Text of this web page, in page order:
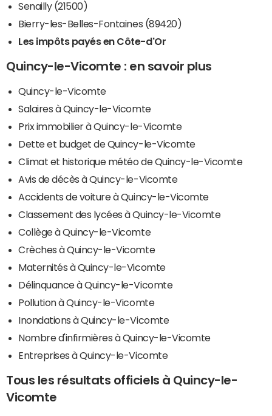
Senailly (21500)
Bierry-les-Belles-Fontaines (89420)
Les impôts payés en Côte-d'Or
Quincy-le-Vicomte : en savoir plus
Quincy-le-Vicomte
Salaires à Quincy-le-Vicomte
Prix immobilier à Quincy-le-Vicomte
Dette et budget de Quincy-le-Vicomte
Climat et historique météo de Quincy-le-Vicomte
Avis de décès à Quincy-le-Vicomte
Accidents de voiture à Quincy-le-Vicomte
Classement des lycées à Quincy-le-Vicomte
Collège à Quincy-le-Vicomte
Crèches à Quincy-le-Vicomte
Maternités à Quincy-le-Vicomte
Délinquance à Quincy-le-Vicomte
Pollution à Quincy-le-Vicomte
Inondations à Quincy-le-Vicomte
Nombre d'infirmières à Quincy-le-Vicomte
Entreprises à Quincy-le-Vicomte
Tous les résultats officiels à Quincy-le-
Vicomte